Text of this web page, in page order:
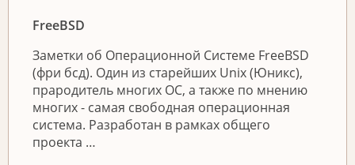
FreeBSD
Заметки об Операционной Системе FreeBSD
(фри бсд). Один из старейших Unix (Юникс),
прародитель многих ОС, а также по мнению
многих - самая свободная операционная
система. Разработан в рамках общего
проекта …